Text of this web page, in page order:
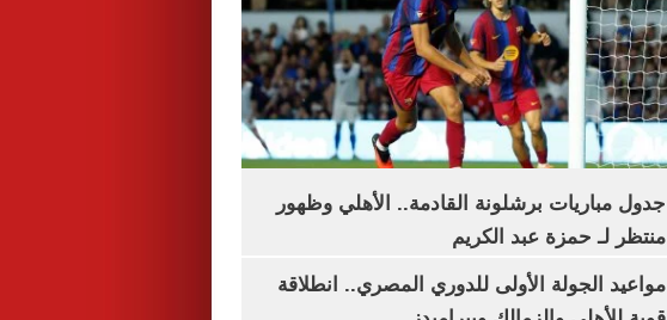
جدول مباريات برشلونة القادمة.. الأهلي وظهور
منتظر لـ حمزة عبد الكريم
مواعيد الجولة الأولى للدوري المصري.. انطلاقة